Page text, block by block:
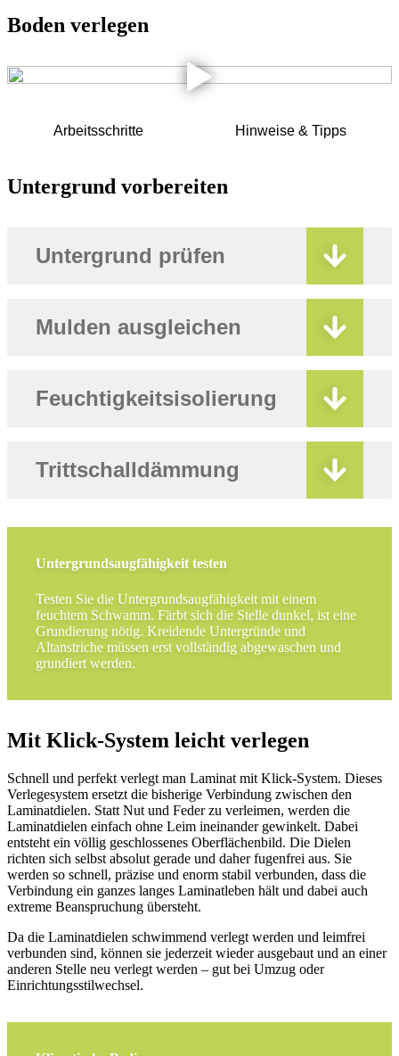
Boden verlegen
Arbeitsschritte Hinweise & Tipps
Untergrund vorbereiten
Untergrund prüfen
Mulden ausgleichen
Feuchtigkeitsisolierung
Trittschalldämmung
Untergrundsaugfähigkeit testen
Testen Sie die Untergrundsaugfähigkeit mit einem
feuchtem Schwamm. Färbt sich die Stelle dunkel, ist eine
Grundierung nötig. Kreidende Untergründe und
Altanstriche müssen erst vollständig abgewaschen und
grundiert werden.
Mit Klick-System leicht verlegen
Schnell und perfekt verlegt man Laminat mit Klick-System. Dieses
Verlegesystem ersetzt die bisherige Verbindung zwischen den
Laminatdielen. Statt Nut und Feder zu verleimen, werden die
Laminatdielen einfach ohne Leim ineinander gewinkelt. Dabei
entsteht ein völlig geschlossenes Oberflächenbild. Die Dielen
richten sich selbst absolut gerade und daher fugenfrei aus. Sie
werden so schnell, präzise und enorm stabil verbunden, dass die
Verbindung ein ganzes langes Laminatleben hält und dabei auch
extreme Beanspruchung übersteht.
Da die Laminatdielen schwimmend verlegt werden und leimfrei
verbunden sind, können sie jederzeit wieder ausgebaut und an einer
anderen Stelle neu verlegt werden – gut bei Umzug oder
Einrichtungsstilwechsel.